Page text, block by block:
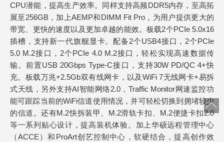
CPU潜能，提高生产效率。同样支持高频DDR5内存，至高拓
展至256GB，加上AEMP和DIMM Fit Pro，为用户提供更大的
带宽、更快的速度以及更加卓越的能效。板载2个PCIe 5.0x16
插槽，支持新一代旗舰显卡。配备2个USB4接口，2个PCIe
5.0 M.2接口，2个PCIe 4.0 M.2接口，轻松实现高速数据传
输。前置USB 20Gbps Type-C接口，支持30W PD/QC 4+快
充。板载万兆+2.5Gb双有线网卡，以及WiFi 7无线网卡+易拆
式天线，另外支持AI智能网络2.0，Traffic Monitor网速监控功
能可跟踪当前的WiFi信道使用情况，并可轻松切换到拥堵较少
的信道。还有M.2快拆装甲、M.2滑轨卡扣、M.2便捷卡扣2.0
等一系列贴心设计，提高装机体验。加上华硕远程管理中心
（ACCE）和ProArt创艺控制中心，软硬结合，提高创作效